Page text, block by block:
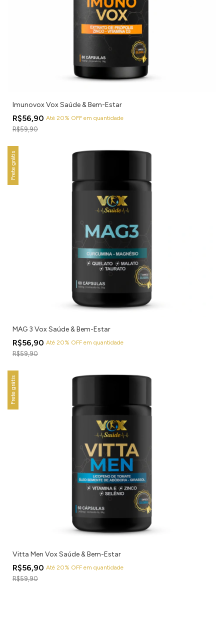
Imunovox Vox Saúde & Bem-Estar
R$56,90 Até 20% OFF em quantidade
R$59,90
Frete grátis
MAG 3 Vox Saúde & Bem-Estar
R$56,90 Até 20% OFF em quantidade
R$59,90
Frete grátis
Vitta Men Vox Saúde & Bem-Estar
R$56,90 Até 20% OFF em quantidade
R$59,90